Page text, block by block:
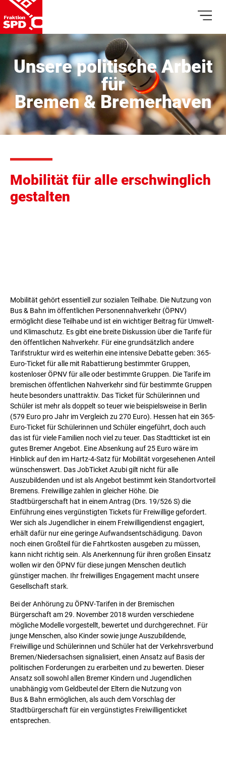
Unsere politische Arbeit
für
Bremen & Bremerhaven
Mobilität für alle erschwinglich
gestalten
Mobilität gehört essentiell zur sozialen Teilhabe. Die Nutzung von
Bus & Bahn im öffentlichen Personennahverkehr (ÖPNV)
ermöglicht diese Teilhabe und ist ein wichtiger Beitrag für Umwelt-
und Klimaschutz. Es gibt eine breite Diskussion über die Tarife für
den öffentlichen Nahverkehr. Für eine grundsätzlich andere
Tarifstruktur wird es weiterhin eine intensive Debatte geben: 365-
Euro-Ticket für alle mit Rabattierung bestimmter Gruppen,
kostenloser ÖPNV für alle oder bestimmte Gruppen. Die Tarife im
bremischen öffentlichen Nahverkehr sind für bestimmte Gruppen
heute besonders unattraktiv. Das Ticket für Schülerinnen und
Schüler ist mehr als doppelt so teuer wie beispielsweise in Berlin
(579 Euro pro Jahr im Vergleich zu 270 Euro). Hessen hat ein 365-
Euro-Ticket für Schülerinnen und Schüler eingeführt, doch auch
das ist für viele Familien noch viel zu teuer. Das Stadtticket ist ein
gutes Bremer Angebot. Eine Absenkung auf 25 Euro wäre im
Hinblick auf den im Hartz-4-Satz für Mobilität vorgesehenen Anteil
wünschenswert. Das JobTicket Azubi gilt nicht für alle
Auszubildenden und ist als Angebot bestimmt kein Standortvorteil
Bremens. Freiwillige zahlen in gleicher Höhe. Die
Stadtbürgerschaft hat in einem Antrag (Drs. 19/526 S) die
Einführung eines vergünstigten Tickets für Freiwillige gefordert.
Wer sich als Jugendlicher in einem Freiwilligendienst engagiert,
erhält dafür nur eine geringe Aufwandsentschädigung. Davon
noch einen Großteil für die Fahrtkosten ausgeben zu müssen,
kann nicht richtig sein. Als Anerkennung für ihren großen Einsatz
wollen wir den ÖPNV für diese jungen Menschen deutlich
günstiger machen. Ihr freiwilliges Engagement macht unsere
Gesellschaft stark.
Bei der Anhörung zu ÖPNV-Tarifen in der Bremischen
Bürgerschaft am 29. November 2018 wurden verschiedene
mögliche Modelle vorgestellt, bewertet und durchgerechnet. Für
junge Menschen, also Kinder sowie junge Auszubildende,
Freiwillige und Schülerinnen und Schüler hat der Verkehrsverbund
Bremen/Niedersachsen signalisiert, einen Ansatz auf Basis der
politischen Forderungen zu erarbeiten und zu bewerten. Dieser
Ansatz soll sowohl allen Bremer Kindern und Jugendlichen
unabhängig vom Geldbeutel der Eltern die Nutzung von
Bus & Bahn ermöglichen, als auch dem Vorschlag der
Stadtbürgerschaft für ein vergünstigtes Freiwilligenticket
entsprechen.